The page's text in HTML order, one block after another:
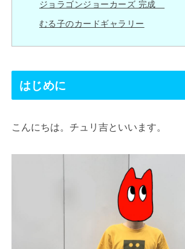
ジョラゴンジョーカーズ 完成
むる子のカードギャラリー
はじめに
こんにちは。チュリ吉といいます。